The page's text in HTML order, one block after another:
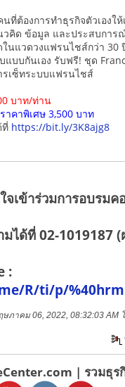
ที่ต้องการทำธุรกิจตัวเองใ
วคิด ข้อมูล และประสบการ
นแวดวงแฟรนไชส์กว่า 30
แบบกันเอง รับฟรี! ชุด
รเซ็ทระบบแฟรนไชส์
บาท/ท่าน
าคาพิเศษ 3,500 บาท
ที่ https://bit.ly/3K8ajg8
เข้าร่วมการอบรมค
มได้ที่ 02-1019187
:
R/ti/p/
ภาคม 06, 2022, 08:32:03 AM
| รวมธุร